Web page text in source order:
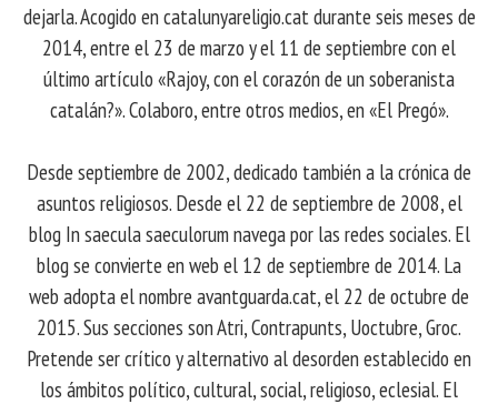
dejarla. Acogido en catalunyareligio.cat durante seis meses de
2014, entre el 23 de marzo y el 11 de septiembre con el
último artículo «Rajoy, con el corazón de un soberanista
catalán?». Colaboro, entre otros medios, en «El Pregó».
Desde septiembre de 2002, dedicado también a la crónica de
asuntos religiosos. Desde el 22 de septiembre de 2008, el
blog In saecula saeculorum navega por las redes sociales. El
blog se convierte en web el 12 de septiembre de 2014. La
web adopta el nombre avantguarda.cat, el 22 de octubre de
2015. Sus secciones son Atri, Contrapunts, Uoctubre, Groc.
Pretende ser crítico y alternativo al desorden establecido en
los ámbitos político, cultural, social, religioso, eclesial. El